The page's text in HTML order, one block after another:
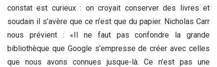
constat est curieux : on croyait conserver des livres et
soudain il s’avère que ce n’est que du papier. Nicholas Carr
nous prévient : «Il ne faut pas confondre la grande
bibliothèque que Google s’empresse de créer avec celles
que nous avons connues jusque-là. Ce n’est pas une